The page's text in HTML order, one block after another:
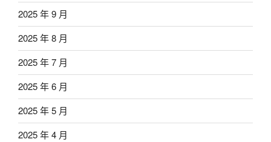
2025 年 9 月
2025 年 8 月
2025 年 7 月
2025 年 6 月
2025 年 5 月
2025 年 4 月